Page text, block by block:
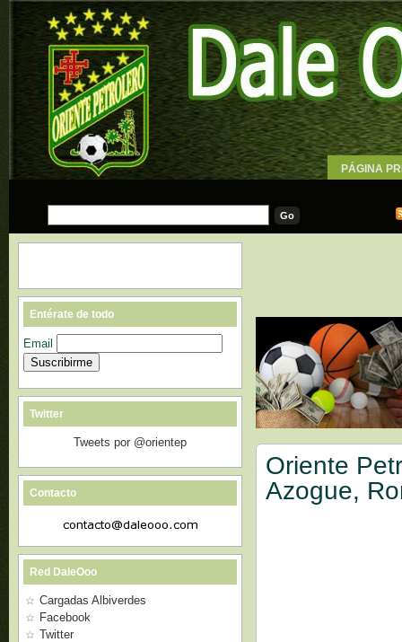
PÁGINA
Oriente
Azogue,
Entérate de todo
Email
Twitter
Tweets por @orientep
Contacto
Red DaleOoo
Cargadas Albiverdes
Facebook
Twitter